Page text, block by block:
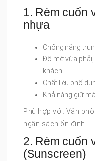
1. Rèm cuốn
nhựa
Chống nắng
Độ mờ vừa phải,
khách
Chất liệu phổ
Khả năng giữ
Phù hợp với: Văn
ngân sách ổn định.
2. Rèm cuốn
(Sunscreen)